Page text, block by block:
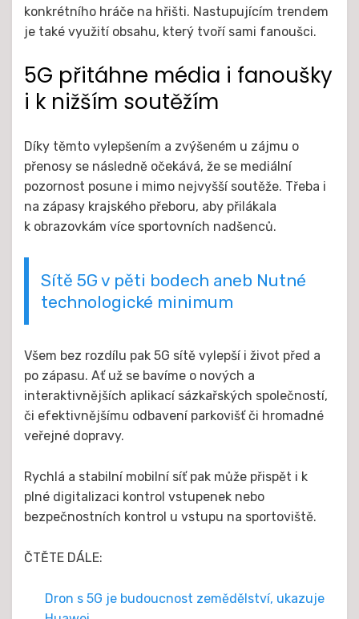
konkrétního hráče na hřišti. Nastupujícím trendem
je také využití obsahu, který tvoří sami fanoušci.
5G přitáhne média i fanoušky
i k nižším soutěžím
Díky těmto vylepšením a zvýšeném u zájmu o
přenosy se následně očekává, že se mediální
pozornost posune i mimo nejvyšší soutěže. Třeba i
na zápasy krajského přeboru, aby přilákala
k obrazovkám více sportovních nadšenců.
Sítě 5G v pěti bodech aneb Nutné
technologické minimum
Všem bez rozdílu pak 5G sítě vylepší i život před a
po zápasu. Ať už se bavíme o nových a
interaktivnějších aplikací sázkařských společností,
či efektivnějšímu odbavení parkovišť či hromadné
veřejné dopravy.
Rychlá a stabilní mobilní síť pak může přispět i k
plné digitalizaci kontrol vstupenek nebo
bezpečnostních kontrol u vstupu na sportoviště.
ČTĚTE DÁLE:
Dron s 5G je budoucnost zemědělství, ukazuje